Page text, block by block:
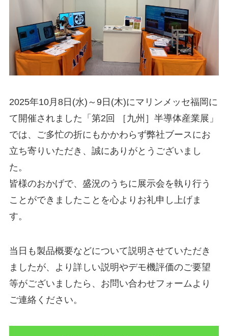
2025年10月8日(水)～9日(木)にマリンメッセ福岡に
て開催されました「第2回 ［九州］半導体産業展」
では、ご多忙の折にもかかわらず弊社ブースにお
立ち寄りいただき、誠にありがとうございまし
た。
皆様のおかげで、盛況のうちに展示会を執り行う
ことができましたことを心よりお礼申し上げま
す。
当日も製品概要などについて説明させていただき
ましたが、より詳しい説明やデモ機評価のご要望
等がございましたら、お問い合わせフォームより
ご連絡ください。